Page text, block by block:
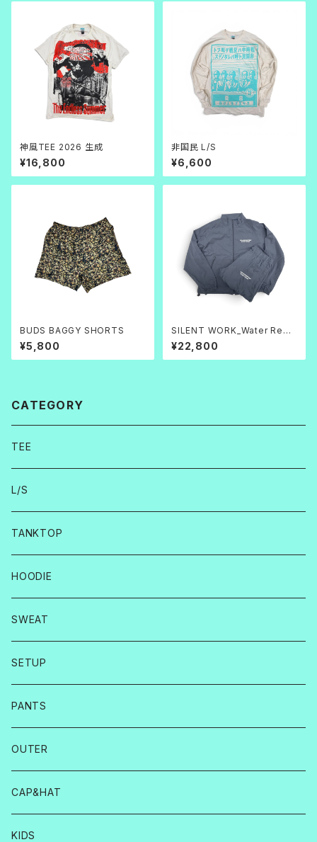
神風TEE 2026 生成
¥16,800
非国民 L/S
¥6,600
BUDS BAGGY SHORTS
¥5,800
SILENT WORK_Water Repe
llent Track Jacket
¥22,800
CATEGORY
TEE
L/S
TANKTOP
HOODIE
SWEAT
SETUP
PANTS
OUTER
CAP&HAT
KIDS